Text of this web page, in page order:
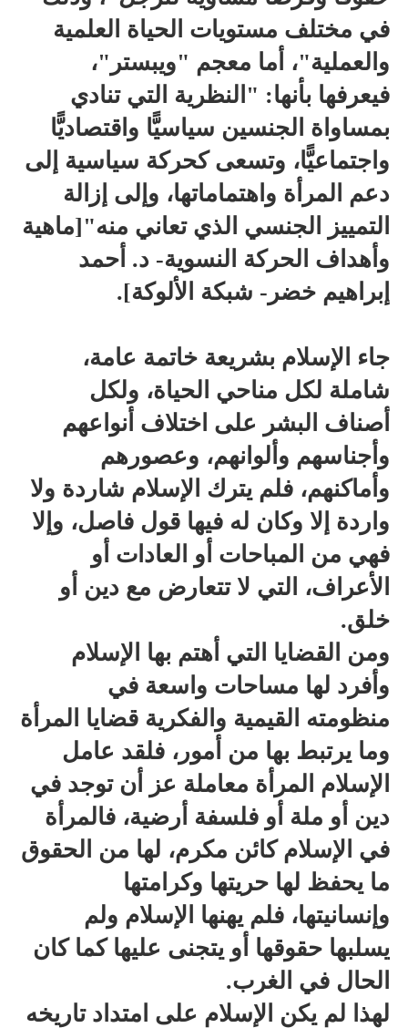
في مختلف مستويات الحياة العلمية
والعملية"، أما معجم "ويبستر"،
فيعرفها بأنها: "النظرية التي تنادي
بمساواة الجنسين سياسيًّا واقتصاديًّا
واجتماعيًّا، وتسعى كحركة سياسية إلى
دعم المرأة واهتماماتها، وإلى إزالة
التمييز الجنسي الذي تعاني منه"[ماهية
وأهداف الحركة النسوية- د. أحمد
إبراهيم خضر- شبكة الألوكة].
جاء الإسلام بشريعة خاتمة عامة،
شاملة لكل مناحي الحياة، ولكل
أصناف البشر على اختلاف أنواعهم
وأجناسهم وألوانهم، وعصورهم
وأماكنهم، فلم يترك الإسلام شاردة ولا
واردة إلا وكان له فيها قول فاصل، وإلا
فهي من المباحات أو العادات أو
الأعراف، التي لا تتعارض مع دين أو
خلق.
ومن القضايا التي أهتم بها الإسلام
وأفرد لها مساحات واسعة في
منظومته القيمية والفكرية قضايا المرأة
وما يرتبط بها من أمور، فلقد عامل
الإسلام المرأة معاملة عز أن توجد في
دين أو ملة أو فلسفة أرضية، فالمرأة
في الإسلام كائن مكرم، لها من الحقوق
ما يحفظ لها حريتها وكرامتها
وإنسانيتها، فلم يهنها الإسلام ولم
يسلبها حقوقها أو يتجنى عليها كما كان
الحال في الغرب.
لهذا لم يكن الإسلام على امتداد تاريخه